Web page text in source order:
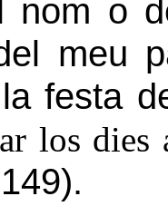
nom o
meu
festa
los dies